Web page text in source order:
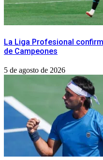
La Liga Profesional
de Campeones
5 de agosto de 2026